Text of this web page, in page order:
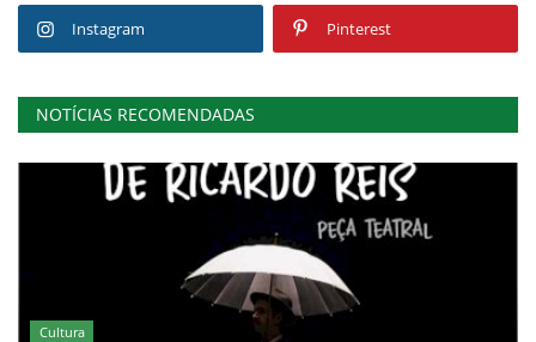
Instagram Pinterest
NOTÍCIAS RECOMENDADAS
Cultura